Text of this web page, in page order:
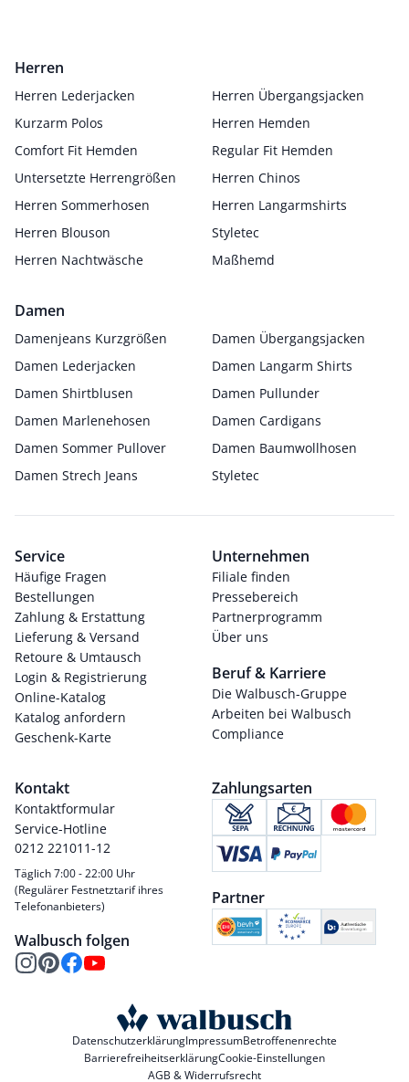
Herren
Herren Lederjacken
Herren Übergangsjacken
Kurzarm Polos
Herren Hemden
Comfort Fit Hemden
Regular Fit Hemden
Untersetzte Herrengrößen
Herren Chinos
Herren Sommerhosen
Herren Langarmshirts
Herren Blouson
Styletec
Herren Nachtwäsche
Maßhemd
Damen
Damenjeans Kurzgrößen
Damen Übergangsjacken
Damen Lederjacken
Damen Langarm Shirts
Damen Shirtblusen
Damen Pullunder
Damen Marlenehosen
Damen Cardigans
Damen Sommer Pullover
Damen Baumwollhosen
Damen Strech Jeans
Styletec
Service
Häufige Fragen
Bestellungen
Zahlung & Erstattung
Lieferung & Versand
Retoure & Umtausch
Login & Registrierung
Online-Katalog
Katalog anfordern
Geschenk-Karte
Unternehmen
Filiale finden
Pressebereich
Partnerprogramm
Über uns
Beruf & Karriere
Die Walbusch-Gruppe
Arbeiten bei Walbusch
Compliance
Kontakt
Kontaktformular
Service-Hotline
0212 221011-12
Täglich 7:00 - 22:00 Uhr
(Regulärer Festnetztarif ihres
Telefonanbieters)
Walbusch folgen
Zahlungsarten
Partner
DatenschutzerklärungImpressumBetroffenenrechte
BarrierefreiheitserklärungCookie-Einstellungen
AGB & Widerrufsrecht